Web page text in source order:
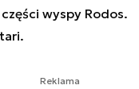
wyspy Rodos.
Reklama